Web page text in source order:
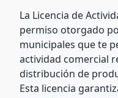
La Licencia de
permiso otorgado
municipales que te
actividad comercial
distribución de
Esta licencia